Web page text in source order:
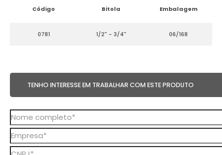
Código Bitola Embalagem
0781 1/2" - 3/4" 06/168
TENHO INTERESSE EM TRABALHAR COM ESTE PRODUTO